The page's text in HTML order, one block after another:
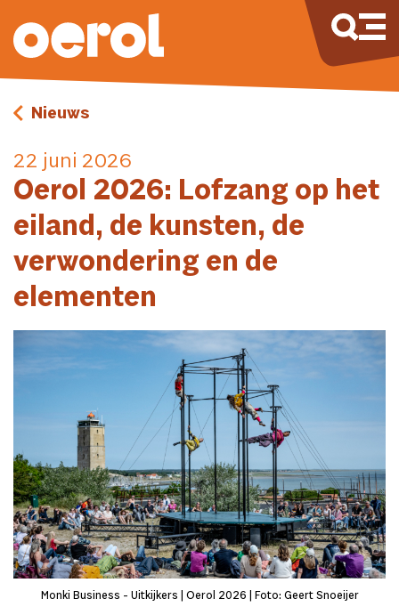
Nieuws
22 juni 2026
Oerol 2026: Lofzang op het
eiland, de kunsten, de
verwondering en de
elementen
Monki Business - Uitkijkers | Oerol 2026 | Foto: Geert Snoeijer